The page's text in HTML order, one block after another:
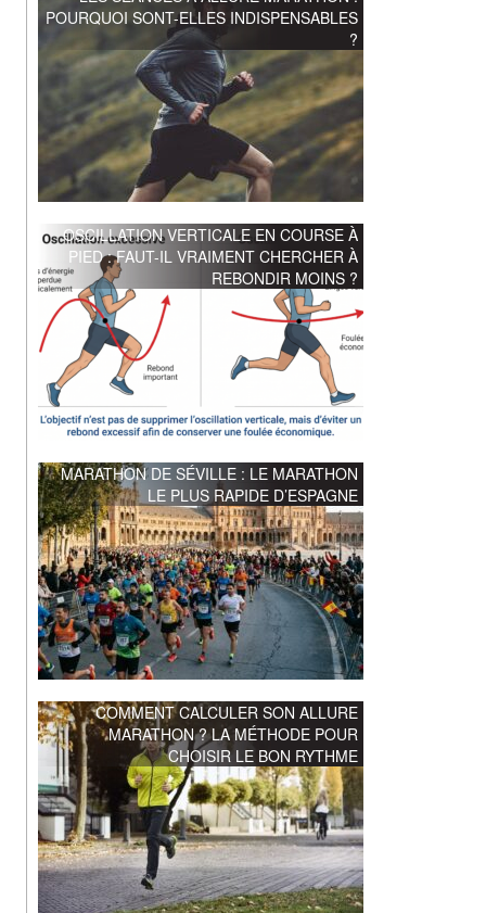
POURQUOI SONT-ELLES INDISPENSABLES
?
OSCILLATION VERTICALE EN COURSE À
PIED : FAUT-IL VRAIMENT CHERCHER À
REBONDIR MOINS ?
MARATHON DE SÉVILLE : LE MARATHON
LE PLUS RAPIDE D’ESPAGNE
COMMENT CALCULER SON ALLURE
MARATHON ? LA MÉTHODE POUR
CHOISIR LE BON RYTHME